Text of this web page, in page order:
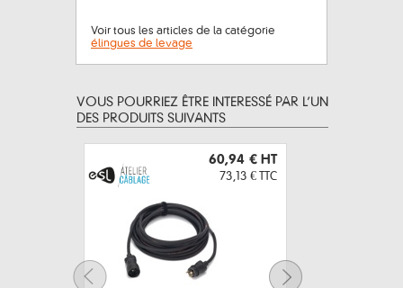
Voir tous les articles de la catégorie
élingues de levage
VOUS POURRIEZ ÊTRE INTERESSÉ PAR L’UN
DES PRODUITS SUIVANTS
60,94 € HT
73,13 € TTC